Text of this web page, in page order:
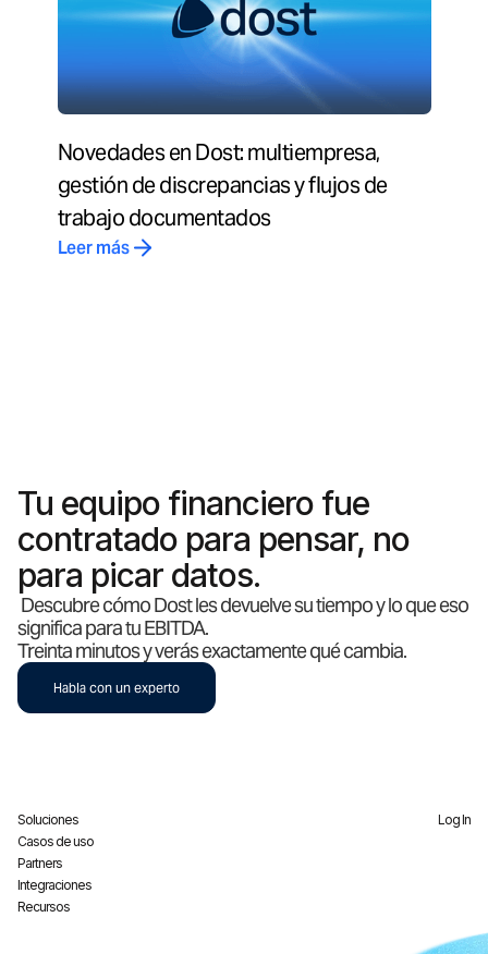
Novedades en Dost: multiempresa,
gestión de discrepancias y flujos de
trabajo documentados
Leer más
Tu equipo financiero fue
contratado para pensar, no
para picar datos.
Descubre cómo Dost les devuelve su tiempo y lo que eso
significa para tu EBITDA.
Treinta minutos y verás exactamente qué cambia.
Habla con un experto
Soluciones
Casos de uso
Partners
Integraciones
Recursos
Log In